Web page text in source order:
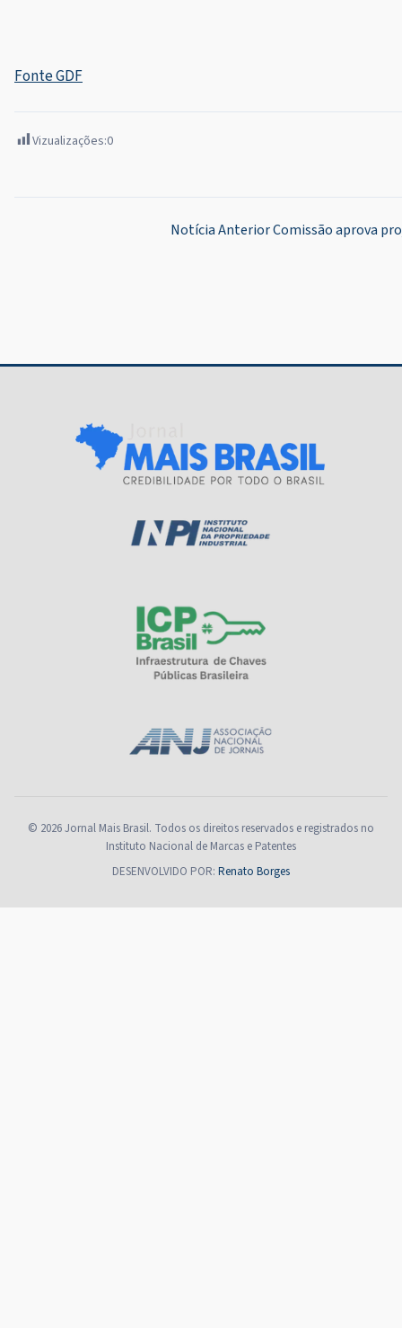
Fonte GDF
Vizualizações:0
Notícia AnteriorComissão aprova
© 2026 Jornal Mais Brasil. Todos os direitos reservados e registrados no
Instituto Nacional de Marcas e Patentes
DESENVOLVIDO POR: Renato Borges